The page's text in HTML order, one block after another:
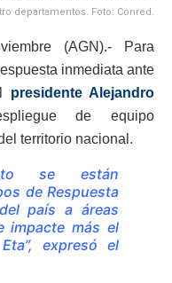
departamentos. Foto: Conred.
(AGN).- Para
inmediata ante
presidente Alejandro
de equipo
territorio nacional.
se están
de Respuesta
país a áreas
impacte más el
expresó el